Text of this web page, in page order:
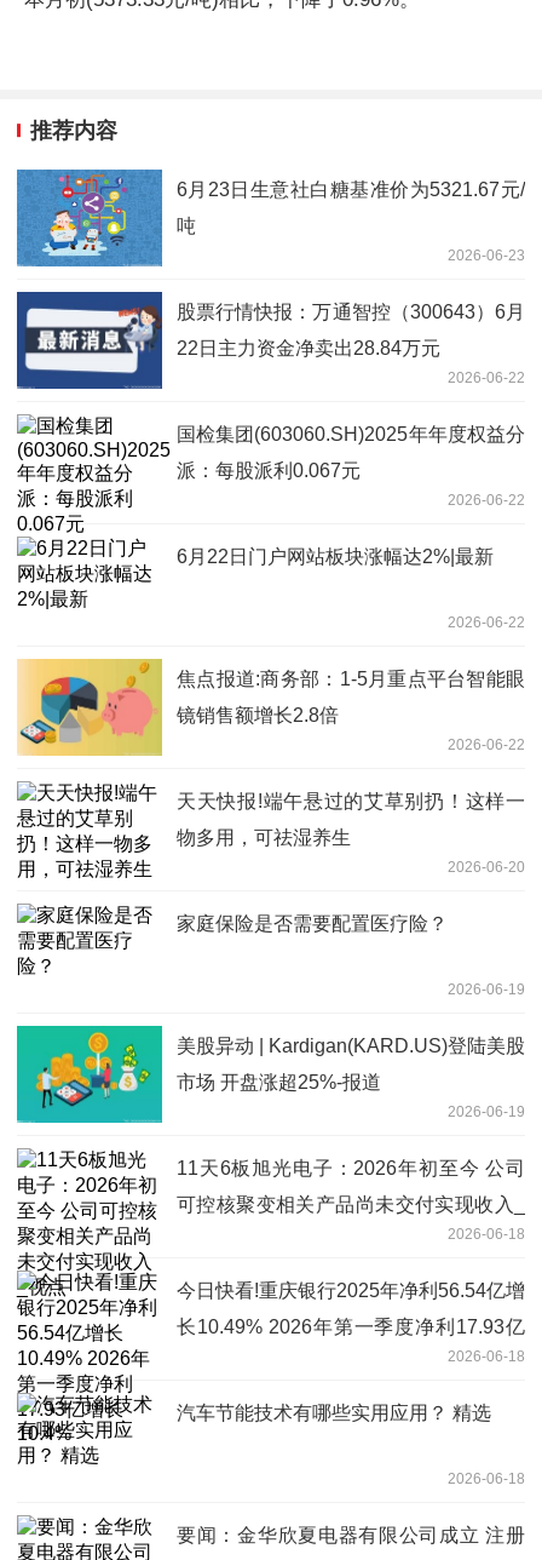
推荐内容
6月23日生意社白糖基准价为5321.67元/
吨
2026-06-23
股票行情快报：万通智控（300643）6月
22日主力资金净卖出28.84万元
2026-06-22
国检集团(603060.SH)2025年年度权益分
派：每股派利0.067元
2026-06-22
6月22日门户网站板块涨幅达2%|最新
2026-06-22
焦点报道:商务部：1-5月重点平台智能眼
镜销售额增长2.8倍
2026-06-22
天天快报!端午悬过的艾草别扔！这样一
物多用，可祛湿养生
2026-06-20
家庭保险是否需要配置医疗险？
2026-06-19
美股异动 | Kardigan(KARD.US)登陆美股
市场 开盘涨超25%-报道
2026-06-19
11天6板旭光电子：2026年初至今 公司
可控核聚变相关产品尚未交付实现收入_
2026-06-18
今日快看!重庆银行2025年净利56.54亿增
长10.49% 2026年第一季度净利17.93亿
2026-06-18
汽车节能技术有哪些实用应用？ 精选
2026-06-18
要闻：金华欣夏电器有限公司成立 注册